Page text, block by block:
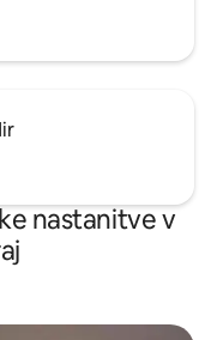
nastanitve v